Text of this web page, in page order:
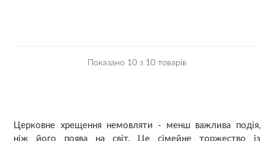
Показано 10 з 10 товарів
Церковне хрещення немовляти - менш важлива подія,
ніж його поява на світ. Це сімейне торжество із